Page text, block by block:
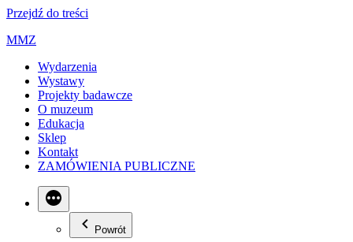
Przejdź do treści
MMZ
Wydarzenia
Wystawy
Projekty badawcze
O muzeum
Edukacja
Sklep
Kontakt
ZAMÓWIENIA PUBLICZNE
Powrót